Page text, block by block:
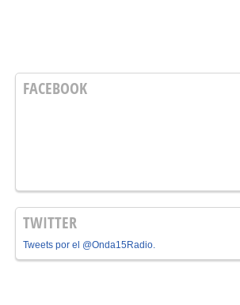
FACEBOOK
TWITTER
Tweets por el @Onda15Radio.